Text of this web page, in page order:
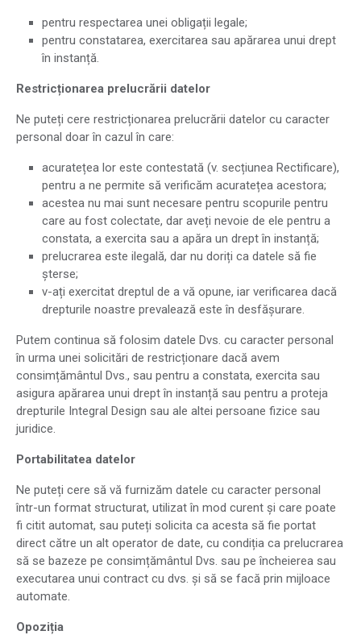
pentru respectarea unei obligații legale;
pentru constatarea, exercitarea sau apărarea unui drept
în instanță.
Restricționarea prelucrării datelor
Ne puteți cere restricționarea prelucrării datelor cu caracter
personal doar în cazul în care:
acuratețea lor este contestată (v. secțiunea Rectificare),
pentru a ne permite să verificăm acuratețea acestora;
acestea nu mai sunt necesare pentru scopurile pentru
care au fost colectate, dar aveți nevoie de ele pentru a
constata, a exercita sau a apăra un drept în instanță;
prelucrarea este ilegală, dar nu doriți ca datele să fie
șterse;
v-ați exercitat dreptul de a vă opune, iar verificarea dacă
drepturile noastre prevalează este în desfășurare.
Putem continua să folosim datele Dvs. cu caracter personal
în urma unei solicitări de restricționare dacă avem
consimțământul Dvs., sau pentru a constata, exercita sau
asigura apărarea unui drept în instanță sau pentru a proteja
drepturile Integral Design sau ale altei persoane fizice sau
juridice.
Portabilitatea datelor
Ne puteți cere să vă furnizăm datele cu caracter personal
într-un format structurat, utilizat în mod curent și care poate
fi citit automat, sau puteți solicita ca acesta să fie portat
direct către un alt operator de date, cu condiția ca prelucrarea
să se bazeze pe consimțământul Dvs. sau pe încheierea sau
executarea unui contract cu dvs. și să se facă prin mijloace
automate.
Opoziția